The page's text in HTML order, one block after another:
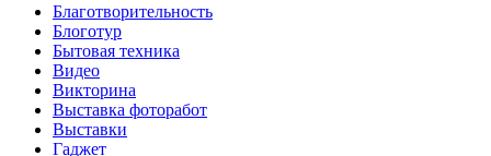
Благотворительность
Блоготур
Бытовая техника
Видео
Викторина
Выставка фоторабот
Выставки
Гаджет